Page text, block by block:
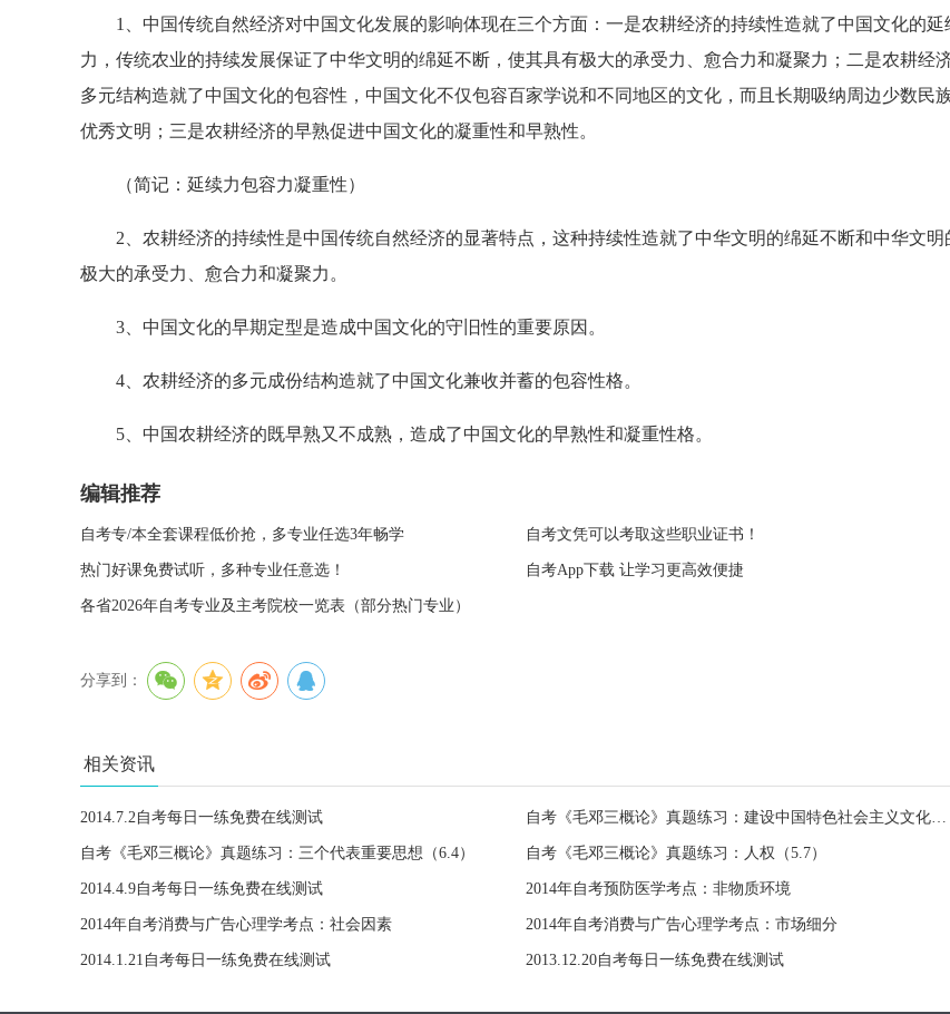
1、中国传统自然经济对中国文化发展的影响体现在三个方面：一是农耕经济的持续性造就了中国文化的延
力，传统农业的持续发展保证了中华文明的绵延不断，使其具有极大的承受力、愈合力和凝聚力；二是农耕经
多元结构造就了中国文化的包容性，中国文化不仅包容百家学说和不同地区的文化，而且长期吸纳周边少数民
优秀文明；三是农耕经济的早熟促进中国文化的凝重性和早熟性。
（简记：延续力包容力凝重性）
2、农耕经济的持续性是中国传统自然经济的显著特点，这种持续性造就了中华文明的绵延不断和中华文明
极大的承受力、愈合力和凝聚力。
3、中国文化的早期定型是造成中国文化的守旧性的重要原因。
4、农耕经济的多元成份结构造就了中国文化兼收并蓄的包容性格。
5、中国农耕经济的既早熟又不成熟，造成了中国文化的早熟性和凝重性格。
编辑推荐
自考专/本全套课程低价抢，多专业任选3年畅学 自考文凭可以考取这些职业证书！
热门好课免费试听，多种专业任意选！ 自考App下载 让学习更高效便捷
各省2026年自考专业及主考院校一览表（部分热门专业）
分享到：
相关资讯
2014.7.2自考每日一练免费在线测试 自考《毛邓三概论》真题练习：建设中国特色社会主义文化的目的（7.2）
自考《毛邓三概论》真题练习：三个代表重要思想（6.4） 自考《毛邓三概论》真题练习：人权（5.7）
2014.4.9自考每日一练免费在线测试 2014年自考预防医学考点：非物质环境
2014年自考消费与广告心理学考点：社会因素 2014年自考消费与广告心理学考点：市场细分
2014.1.21自考每日一练免费在线测试 2013.12.20自考每日一练免费在线测试